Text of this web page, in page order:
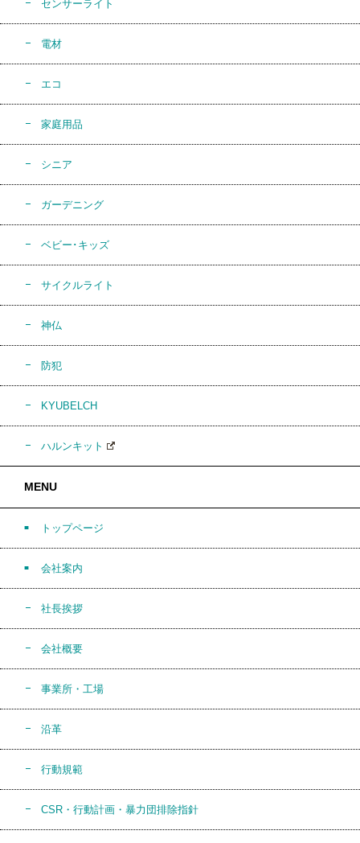
センサーライト
電材
エコ
家庭用品
シニア
ガーデニング
ベビー･キッズ
サイクルライト
神仏
防犯
KYUBELCH
ハルンキット
MENU
トップページ
会社案内
社長挨拶
会社概要
事業所・工場
沿革
行動規範
CSR・行動計画・暴力団排除指針